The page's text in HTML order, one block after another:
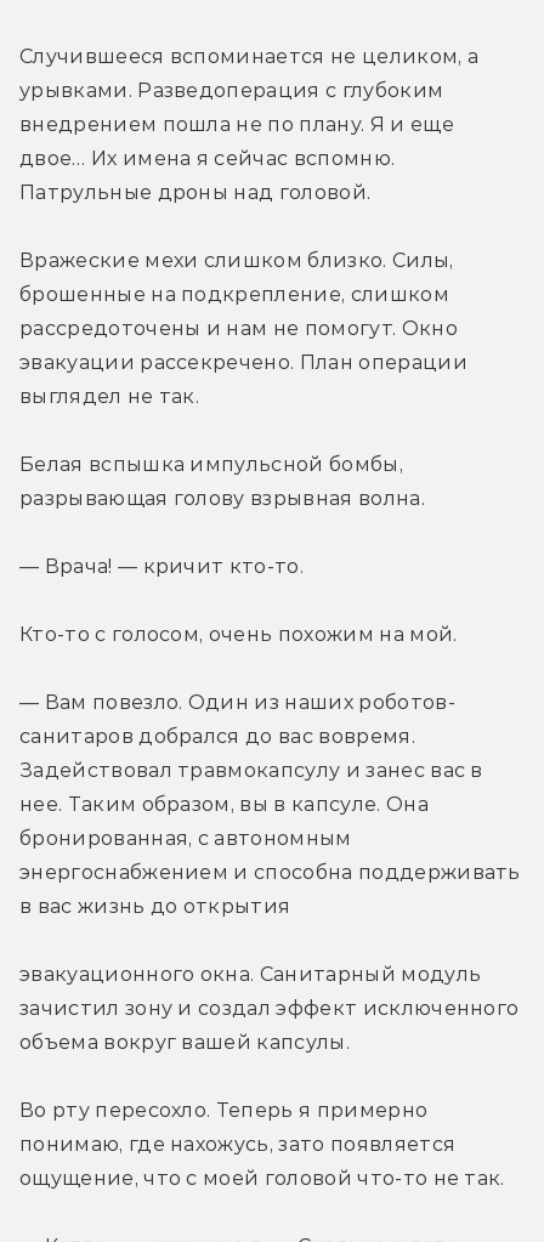
Случившееся вспоминается не целиком, а
урывками. Разведоперация с глубоким
внедрением пошла не по плану. Я и еще
двое… Их имена я сейчас вспомню.
Патрульные дроны над головой.
Вражеские мехи слишком близко. Силы,
брошенные на подкрепление, слишком
рассредоточены и нам не помогут. Окно
эвакуации рассекречено. План операции
выглядел не так.
Белая вспышка импульсной бомбы,
разрывающая голову взрывная волна.
— Врача! — кричит кто-то.
Кто-то с голосом, очень похожим на мой.
— Вам повезло. Один из наших роботов-
санитаров добрался до вас вовремя.
Задействовал травмокапсулу и занес вас в
нее. Таким образом, вы в капсуле. Она
бронированная, с автономным
энергоснабжением и способна поддерживать
в вас жизнь до открытия
эвакуационного окна. Санитарный модуль
зачистил зону и создал эффект исключенного
объема вокруг вашей капсулы.
Во рту пересохло. Теперь я примерно
понимаю, где нахожусь, зато появляется
ощущение, что с моей головой что-то не так.